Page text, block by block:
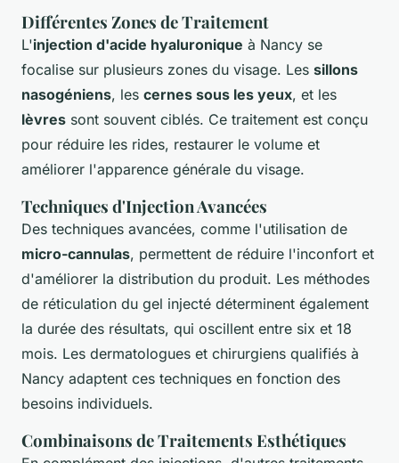
Différentes Zones de Traitement
L'injection d'acide hyaluronique à Nancy se
focalise sur plusieurs zones du visage. Les sillons
nasogéniens, les cernes sous les yeux, et les
lèvres sont souvent ciblés. Ce traitement est conçu
pour réduire les rides, restaurer le volume et
améliorer l'apparence générale du visage.
Techniques d'Injection Avancées
Des techniques avancées, comme l'utilisation de
micro-cannulas, permettent de réduire l'inconfort et
d'améliorer la distribution du produit. Les méthodes
de réticulation du gel injecté déterminent également
la durée des résultats, qui oscillent entre six et 18
mois. Les dermatologues et chirurgiens qualifiés à
Nancy adaptent ces techniques en fonction des
besoins individuels.
Combinaisons de Traitements Esthétiques